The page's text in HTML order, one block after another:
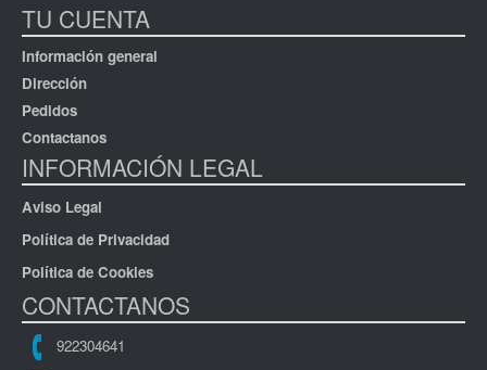
TU CUENTA
Información general
Dirección
Pedidos
Contactanos
INFORMACIÓN LEGAL
Aviso Legal
Política de Privacidad
Política de Cookies
CONTACTANOS
922304641